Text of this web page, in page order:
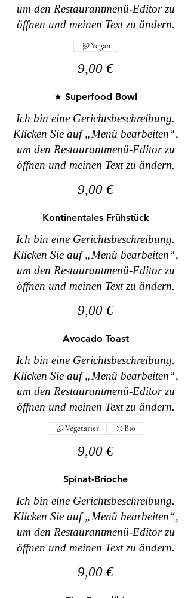
um den Restaurantmenü-Editor zu
öffnen und meinen Text zu ändern.
9,00 €
Vegan
★ Superfood Bowl
Ich bin eine Gerichtsbeschreibung.
Klicken Sie auf „Menü bearbeiten“,
um den Restaurantmenü-Editor zu
öffnen und meinen Text zu ändern.
9,00 €
Kontinentales Frühstück
Ich bin eine Gerichtsbeschreibung.
Klicken Sie auf „Menü bearbeiten“,
um den Restaurantmenü-Editor zu
öffnen und meinen Text zu ändern.
9,00 €
Avocado Toast
Ich bin eine Gerichtsbeschreibung.
Klicken Sie auf „Menü bearbeiten“,
um den Restaurantmenü-Editor zu
öffnen und meinen Text zu ändern.
9,00 €
Vegetarier Bio
Spinat-Brioche
Ich bin eine Gerichtsbeschreibung.
Klicken Sie auf „Menü bearbeiten“,
um den Restaurantmenü-Editor zu
öffnen und meinen Text zu ändern.
9,00 €